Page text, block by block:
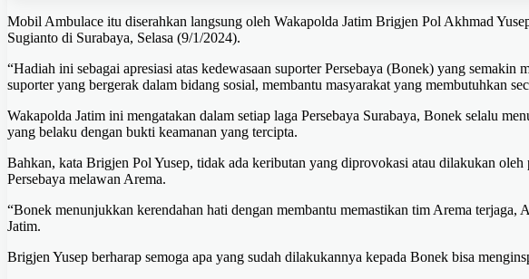
Mobil Ambulace itu diserahkan langsung oleh Wakapolda Jatim Brigjen Pol Akhmad
Sugianto di Surabaya, Selasa (9/1/2024).
“Hadiah ini sebagai apresiasi atas kedewasaan suporter Persebaya (Bonek) yang semakin
suporter yang bergerak dalam bidang sosial, membantu masyarakat yang membutuhkan
Wakapolda Jatim ini mengatakan dalam setiap laga Persebaya Surabaya, Bonek selalu
yang belaku dengan bukti keamanan yang tercipta.
Bahkan, kata Brigjen Pol Yusep, tidak ada keributan yang diprovokasi atau dilakukan
Persebaya melawan Arema.
“Bonek menunjukkan kerendahan hati dengan membantu memastikan tim Arema terjaga,
Jatim.
Brigjen Yusep berharap semoga apa yang sudah dilakukannya kepada Bonek bisa